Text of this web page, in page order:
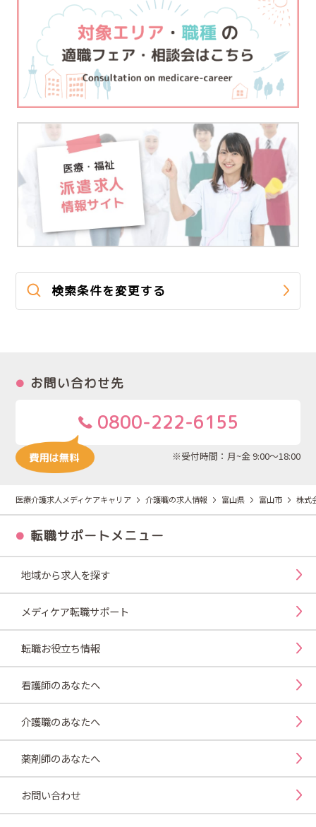
検索条件を変更する
お問い合わせ先
0800-222-6155
※受付時間：月~金 9:00～18:00
医療介護求人メディケアキャリア 介護職の求人情報 富山県 富山市 株式
転職サポートメニュー
地域から求人を探す
メディケア転職サポート
転職お役立ち情報
看護師のあなたへ
介護職のあなたへ
薬剤師のあなたへ
お問い合わせ